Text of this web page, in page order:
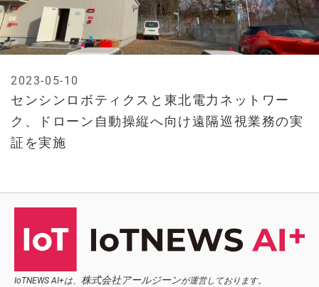
センシンロボティクスと東北電力ネットワー
ク、ドローン自動操縦へ向け遠隔巡視業務の実
証を実施
2023-05-10
IoTNEWS AI+は、 株式会社アールジーンが運営しております。